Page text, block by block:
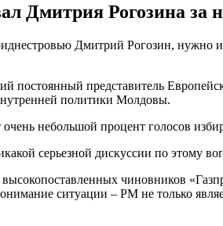
Дмитрия Рогозина за
Дмитрий Рогозин, нужно
постоянный представитель
политики Молдовы.
небольшой процент голосов
серьезной дискуссии по этому
чиновников
ситуации – РМ не только